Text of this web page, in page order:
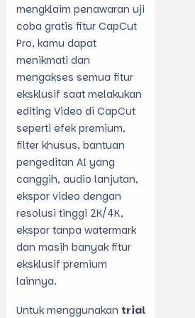
mengklaim penawaran uji
coba gratis fitur CapCut
Pro, kamu dapat
menikmati dan
mengakses semua fitur
eksklusif saat melakukan
editing Video di CapCut
seperti efek premium,
filter khusus, bantuan
pengeditan AI yang
canggih, audio lanjutan,
ekspor video dengan
resolusi tinggi 2K/4K,
ekspor tanpa watermark
dan masih banyak fitur
eksklusif premium
lainnya.
Untuk menggunakan trial